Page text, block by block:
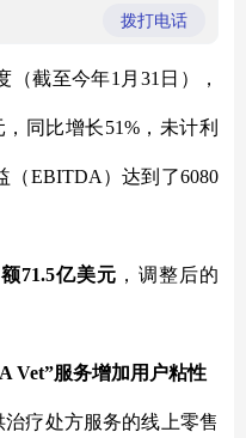
技有限公
司
拨打电话
（截至今年1月31日），
同比增长51%，未计利
（EBITDA）达到了6080
71.5亿美元 ，调整后的
Vet”服务增加用户粘性
疗处方服务的线上零售